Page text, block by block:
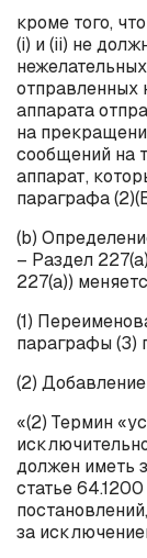
кроме того,
(i) и (ii) не
отправленных
аппарата
на
сообщений на
аппарат,
параграфа (2)(
(b)
– Раздел 227(a
227(a))
(1)
параграфы (3)
(2)
«(2) Термин
должен иметь
статье
за